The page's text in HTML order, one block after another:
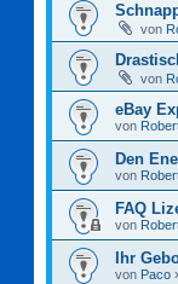
von
von
eBay
von
Den
von
FAQ
von
Ihr
von Paco